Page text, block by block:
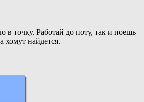
в точку. Работай до поту, так и поешь
хомут найдется.